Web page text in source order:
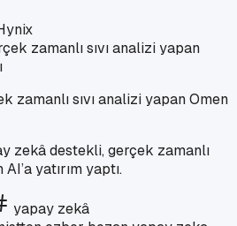
zamanlı sıvı analizi yapan Omen
zekâ destekli, gerçek zamanlı
yatırım yaptı.
yapay zekâ